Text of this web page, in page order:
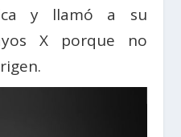
y llamó a su
X porque no